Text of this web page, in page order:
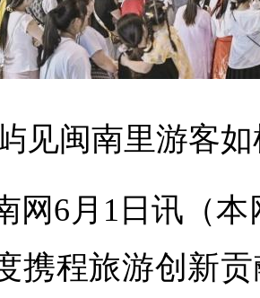
见闽南里游客
网6月1日讯（
携程旅游创新